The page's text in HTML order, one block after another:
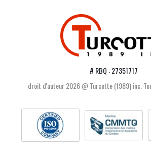
# RBQ : 27351717
droit d'auteur 2026 @ Turcotte (1989) inc.